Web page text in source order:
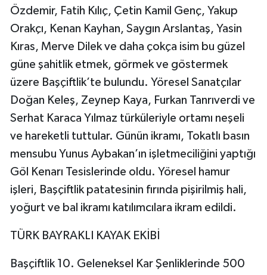
Özdemir, Fatih Kılıç, Çetin Kamil Genç, Yakup
Orakçı, Kenan Kayhan, Saygın Arslantaş, Yasin
Kıras, Merve Dilek ve daha çokça isim bu güzel
güne şahitlik etmek, görmek ve göstermek
üzere Başçiftlik’te bulundu. Yöresel Sanatçılar
Doğan Keleş, Zeynep Kaya, Furkan Tanrıverdi ve
Serhat Karaca Yılmaz türküleriyle ortamı neşeli
ve hareketli tuttular. Günün ikramı, Tokatlı basın
mensubu Yunus Aybakan’ın işletmeciliğini yaptığı
Göl Kenarı Tesislerinde oldu. Yöresel hamur
işleri, Başçiftlik patatesinin fırında pişirilmiş hali,
yoğurt ve bal ikramı katılımcılara ikram edildi.
TÜRK BAYRAKLI KAYAK EKİBİ
Başçiftlik 10. Geleneksel Kar Şenliklerinde 500